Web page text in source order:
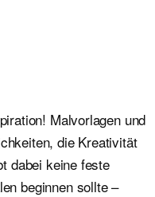
Malvorlagen und
die Kreativität
dabei keine feste
beginnen sollte –